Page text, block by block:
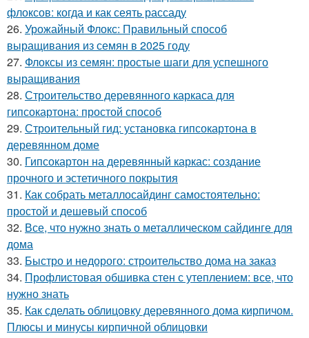
флоксов: когда и как сеять рассаду
26. Урожайный Флокс: Правильный способ
выращивания из семян в 2025 году
27. Флоксы из семян: простые шаги для успешного
выращивания
28. Строительство деревянного каркаса для
гипсокартона: простой способ
29. Строительный гид: установка гипсокартона в
деревянном доме
30. Гипсокартон на деревянный каркас: создание
прочного и эстетичного покрытия
31. Как собрать металлосайдинг самостоятельно:
простой и дешевый способ
32. Все, что нужно знать о металлическом сайдинге для
дома
33. Быстро и недорого: строительство дома на заказ
34. Профлистовая обшивка стен с утеплением: все, что
нужно знать
35. Как сделать облицовку деревянного дома кирпичом.
Плюсы и минусы кирпичной облицовки